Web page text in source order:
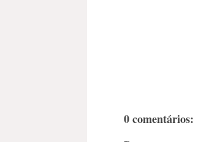
0 comentários: